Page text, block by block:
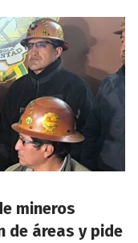
mineros
de áreas y pide